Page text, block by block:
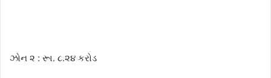
ઝોન ૨ : રૂા. ૮.૨૪ કરોડ